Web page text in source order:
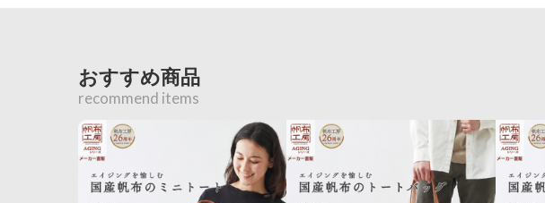
おすすめ商品
recommend items